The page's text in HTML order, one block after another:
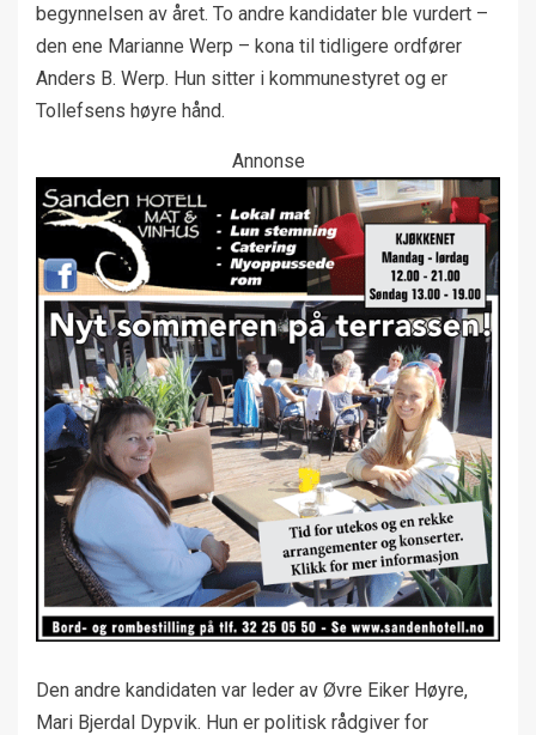
begynnelsen av året. To andre kandidater ble vurdert –
den ene Marianne Werp – kona til tidligere ordfører
Anders B. Werp. Hun sitter i kommunestyret og er
Tollefsens høyre hånd.
Annonse
Den andre kandidaten var leder av Øvre Eiker Høyre,
Mari Bjerdal Dypvik. Hun er politisk rådgiver for